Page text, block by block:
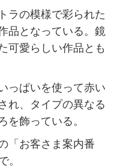
ラの模様で彩られた
品となっている。鏡
可愛らしい作品とも
っぱいを使って赤い
れ、タイプの異なる
を飾っている。
「お客さま案内番
。